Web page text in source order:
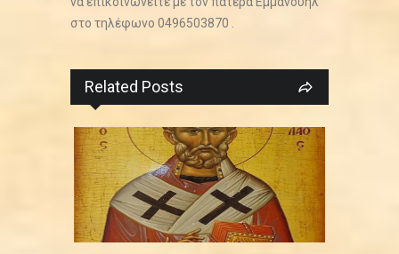
στο τηλέφωνο 0496503870 .
Related Posts